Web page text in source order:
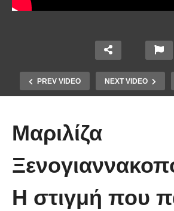
PREV VIDEO NEXT VIDEO
πρώτη στιγμή και
Μαριλίζα
Η στιγμή που